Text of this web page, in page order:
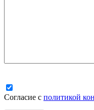
Согласие с политикой